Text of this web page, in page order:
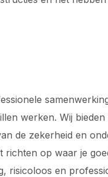
werken. Wij
de zekerheid en
op waar je
risicoloos en